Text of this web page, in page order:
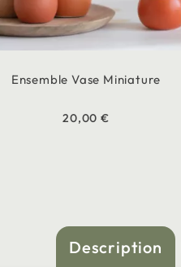
Ensemble Vase Miniature
20,00 €
Description